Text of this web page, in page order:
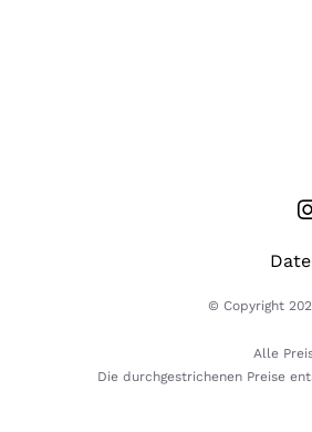
© Copyright
Alle
Die durchgestrichenen Preise